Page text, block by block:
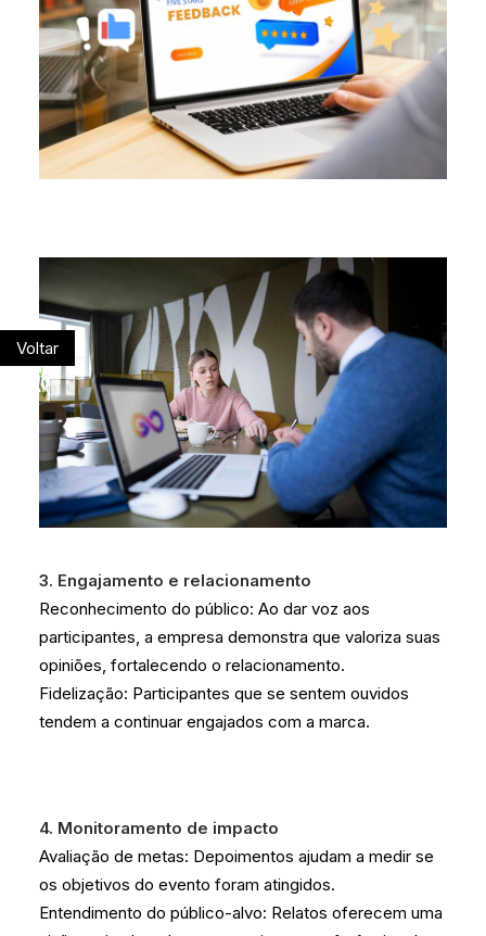
3. Engajamento e relacionamento
Reconhecimento do público: Ao dar voz aos
participantes, a empresa demonstra que valoriza suas
opiniões, fortalecendo o relacionamento.
Fidelização: Participantes que se sentem ouvidos
tendem a continuar engajados com a marca.
4. Monitoramento de impacto
Avaliação de metas: Depoimentos ajudam a medir se
os objetivos do evento foram atingidos.
Entendimento do público-alvo: Relatos oferecem uma
Voltar